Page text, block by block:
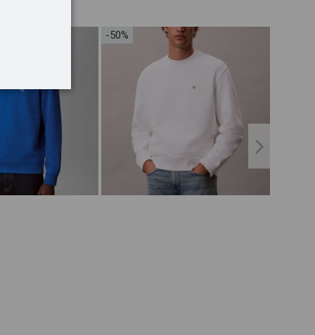
-50%